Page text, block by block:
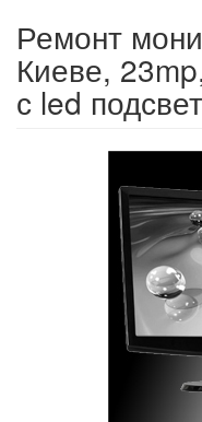
Ремонт
Киеве,
с led